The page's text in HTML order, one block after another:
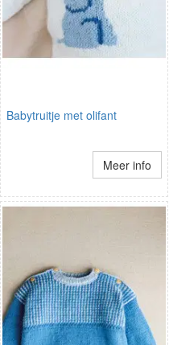
Babytruitje met olifant
Meer info